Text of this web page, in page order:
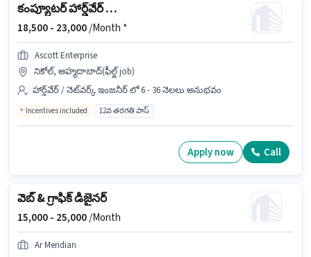
కంప్యూటర్ హార్డ్‌వేర్ ఇంజనీర్
18,500 - 23,000/Month *
Ascott Enterprise
నికోల్, అహ్మదాబాద్(ఫీల్డ్ job)
హార్డ్‌వేర్ / నెట్‌వర్క్ ఇంజనీర్ లో 6 - 36 నెలలు అనుభవం
Incentives included 12వ తరగతి పాస్
Apply now Call
వెబ్ & గ్రాఫిక్ డిజైనర్
15,000 - 25,000/Month
Ar Meridian